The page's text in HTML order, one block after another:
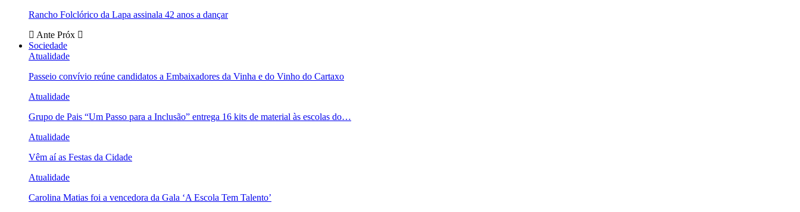
Rancho Folclórico da Lapa assinala 42 anos a dançar
Ante Próx
Sociedade
Atualidade
Passeio convívio reúne candidatos a Embaixadores da Vinha e do Vinho do Cartaxo
Atualidade
Grupo de Pais “Um Passo para a Inclusão” entrega 16 kits de material às escolas do…
Atualidade
Vêm aí as Festas da Cidade
Atualidade
Carolina Matias foi a vencedora da Gala ‘A Escola Tem Talento’